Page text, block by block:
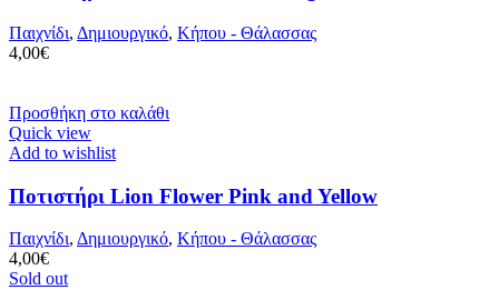
Παιχνίδι, Δημιουργικό, Κήπου - Θάλασσας
4,00€
Προσθήκη στο καλάθι
Quick view
Add to wishlist
Ποτιστήρι Lion Flower Pink and Yellow
Παιχνίδι, Δημιουργικό, Κήπου - Θάλασσας
4,00€
Sold out